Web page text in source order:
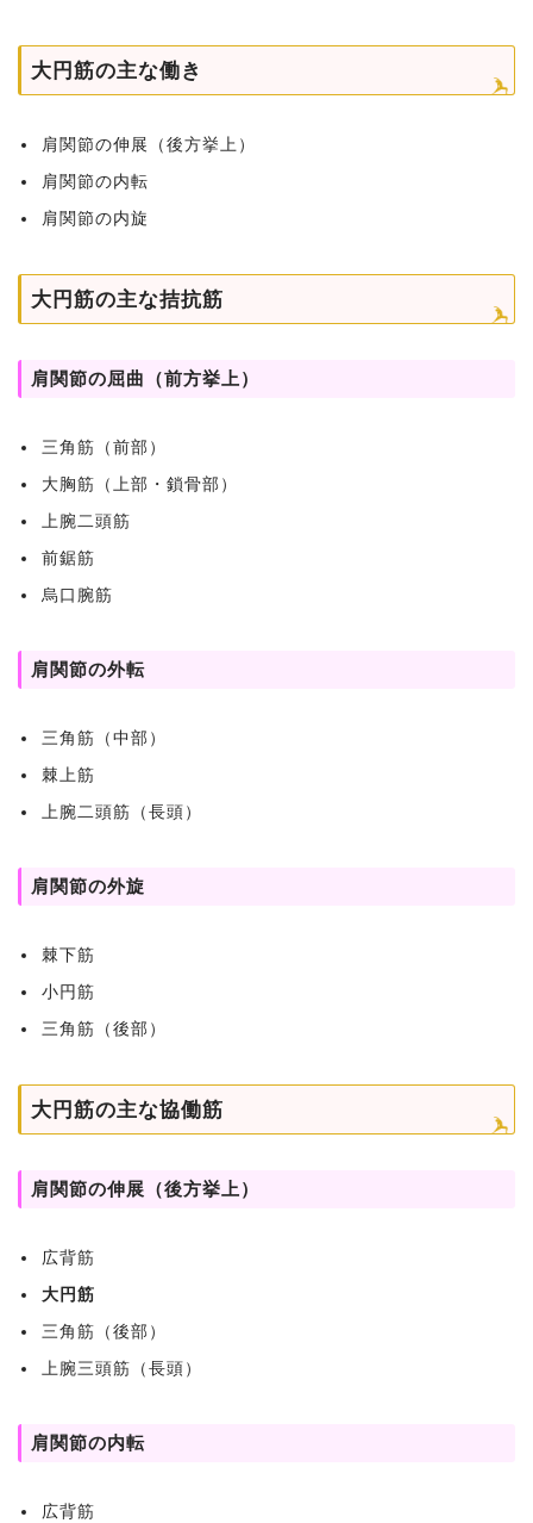
大円筋の主な働き
肩関節の伸展（後方挙上）
肩関節の内転
肩関節の内旋
大円筋の主な拮抗筋
肩関節の屈曲（前方挙上）
三角筋（前部）
大胸筋（上部・鎖骨部）
上腕二頭筋
前鋸筋
烏口腕筋
肩関節の外転
三角筋（中部）
棘上筋
上腕二頭筋（長頭）
肩関節の外旋
棘下筋
小円筋
三角筋（後部）
大円筋の主な協働筋
肩関節の伸展（後方挙上）
広背筋
大円筋
三角筋（後部）
上腕三頭筋（長頭）
肩関節の内転
広背筋